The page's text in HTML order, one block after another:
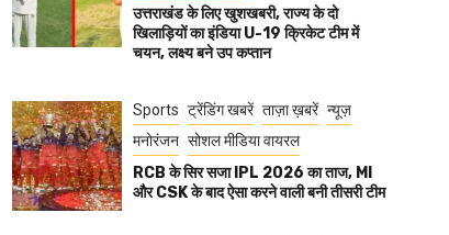
उत्तराखंड के लिए खुशखबरी, राज्य के दो
खिलाड़ियों का इंडिया U-19 क्रिकेट टीम में
चयन, लक्ष्य बने उप कप्तान
Sports ट्रेंडिंग खबरें ताज़ा ख़बरें न्यूज़
मनोरंजन सोशल मीडिया वायरल
RCB के सिर सजा IPL 2026 का ताज, MI
और CSK के बाद ऐसा करने वाली बनी तीसरी टीम